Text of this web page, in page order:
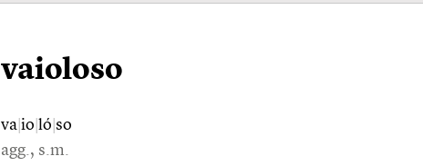
vaioloso
va io ló so
agg., s.m.